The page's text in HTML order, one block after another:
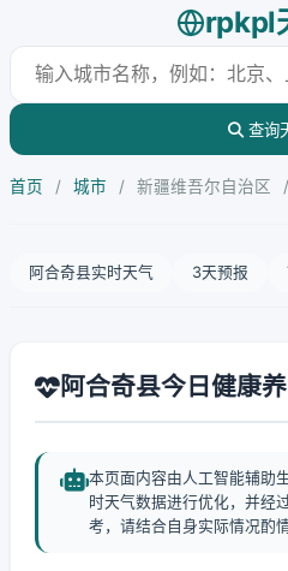
rpkpl
查询
首页 / 城市 / 新疆维吾尔自治区 /
阿合奇县实时天气 3天预报
阿合奇县今日健康
本页面内容由人工智能辅助
时天气数据进行优化，并经
考，请结合自身实际情况酌情